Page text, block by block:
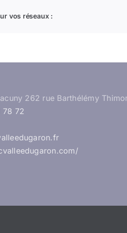
vos réseaux :
262 rue Barthélémy
78 72